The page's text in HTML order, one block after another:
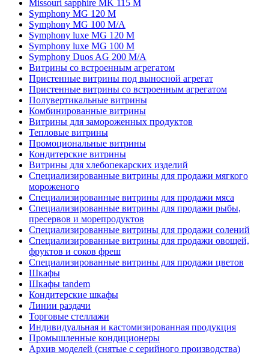
Missouri sapphire MK 115 M
Symphony MG 120 M
Symphony MG 100 M/А
Symphony luxe MG 120 M
Symphony luxe MG 100 M
Symphony Duos AG 200 M/A
Витрины со встроенным агрегатом
Пристенные витрины под выносной агрегат
Пристенные витрины со встроенным агрегатом
Полувертикальные витрины
Комбинированные витрины
Витрины для замороженных продуктов
Тепловые витрины
Промоциональные витрины
Кондитерские витрины
Витрины для хлебопекарских изделий
Специализированные витрины для продажи мягкого
мороженого
Специализированные витрины для продажи мяса
Специализированные витрины для продажи рыбы,
пресервов и морепродуктов
Специализированные витрины для продажи солений
Специализированные витрины для продажи овощей,
фруктов и соков фреш
Специализированные витрины для продажи цветов
Шкафы
Шкафы tandem
Кондитерские шкафы
Линии раздачи
Торговые стеллажи
Индивидуальная и кастомизированная продукция
Промышленные кондиционеры
Архив моделей (снятые с серийного производства)